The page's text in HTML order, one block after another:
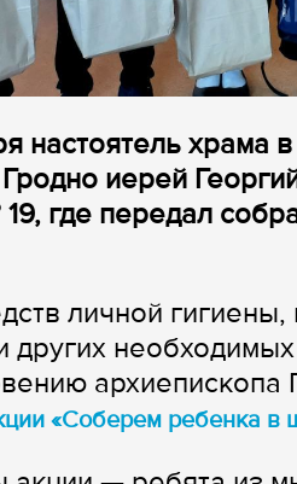
настоятель храма
иерей
где передал
личной
других
архиепископа
«Соберем ребенка в